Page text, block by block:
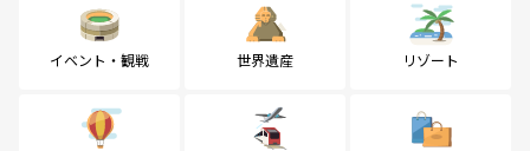
イベント・観戦 世界遺産 リゾート